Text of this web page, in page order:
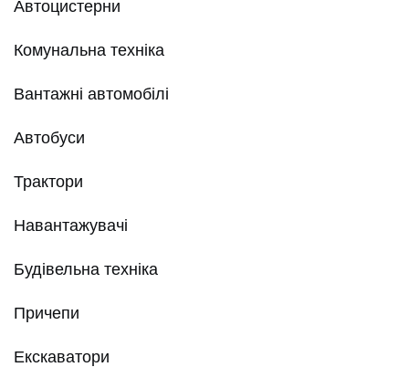
Автоцистерни
Комунальна техніка
Вантажні автомобілі
Автобуси
Трактори
Навантажувачі
Будівельна техніка
Причепи
Екскаватори